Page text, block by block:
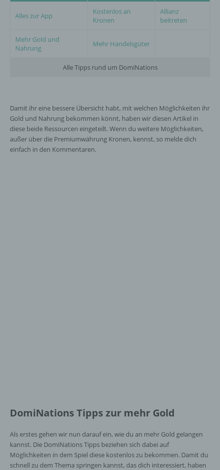
Alle Tipps rund um DomiNations
Alles zur App
Kostenlos an
Kronen
Allianz
beitreten
Mehr Gold und
Nahrung
Mehr Handelsgüter
Damit ihr eine bessere Übersicht habt, mit welchen Möglichkeiten ihr
Gold und Nahrung bekommen könnt, haben wir diesen Artikel in
diese beide Ressourcen eingeteilt. Wenn du weitere Möglichkeiten,
außer über die Premiumwährung Kronen, kennst, so melde dich
einfach in den Kommentaren.
DomiNations Tipps zur mehr Gold
Als erstes gehen wir nun darauf ein, wie du an mehr Gold gelangen
kannst. Die DomiNations Tipps beziehen sich dabei auf
Möglichkeiten in dem Spiel diese kostenlos zu bekommen. Damit du
schnell zu dem Thema springen kannst, das dich interessiert, haben